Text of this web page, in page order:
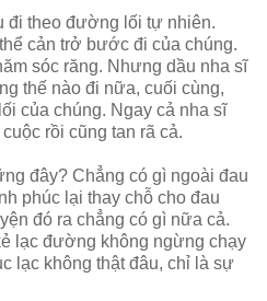
đi theo đường lối tự nhiên.
cản trở bước đi của chúng.
sóc răng. Nhưng dầu nha sĩ
thế nào đi nữa, cuối cùng,
của chúng. Ngay cả nha sĩ
rồi cũng tan rã cả.
đây? Chẳng có gì ngoài đau
phúc lại thay chỗ cho đau
đó ra chẳng có gì nữa cả.
lạc đường không ngừng chạy
lạc không thật đâu, chỉ là sự